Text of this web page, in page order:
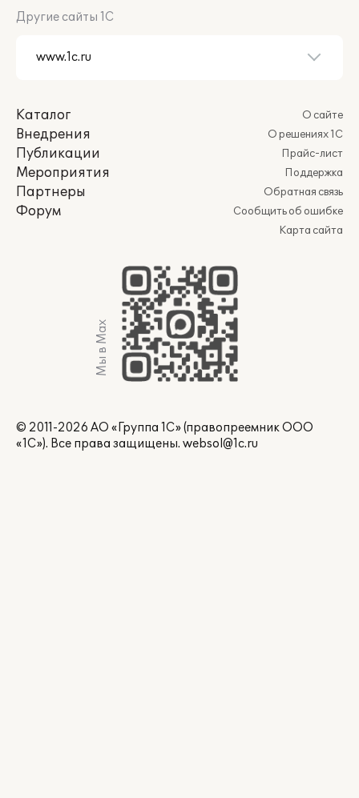
Другие сайты 1С
Каталог
Внедрения
Публикации
Мероприятия
Партнеры
Форум
О сайте
О решениях 1С
Прайс-лист
Поддержка
Обратная связь
Сообщить об ошибке
Карта сайта
Мы в Max
© 2011-2026 АО «Группа 1С» (правопреемник ООО
«1С»). Все права защищены. websol@1c.ru